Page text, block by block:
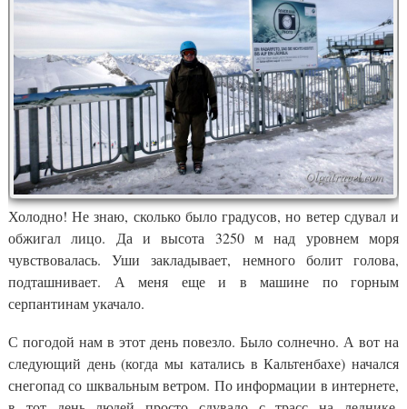
Холодно! Не знаю, сколько было градусов, но ветер сдувал и
обжигал лицо. Да и высота 3250 м над уровнем моря
чувствовалась. Уши закладывает, немного болит голова,
подташнивает. А меня еще и в машине по горным
серпантинам укачало.
С погодой нам в этот день повезло. Было солнечно. А вот на
следующий день (когда мы катались в Кальтенбахе) начался
снегопад со шквальным ветром. По информации в интернете,